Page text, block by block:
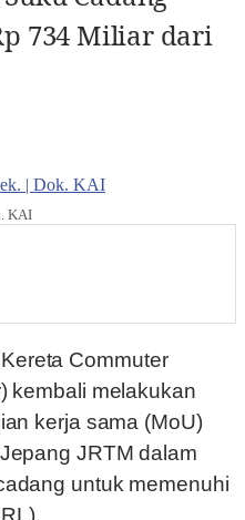
734 Miliar dari
KAI
Commuter
kembali melakukan
kerja sama (MoU)
JRTM dalam
untuk memenuhi